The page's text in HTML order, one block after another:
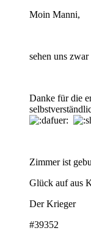
Moin Manni,
sehen uns
Danke für die
Zimmer ist
Glück auf aus
Der Krieger
#39352